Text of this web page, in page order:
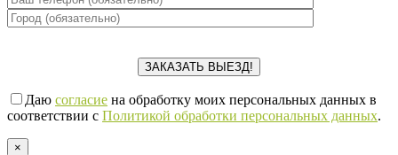
Даю согласие на обработку моих персональных данных в
соответствии с Политикой обработки персональных данных.
×